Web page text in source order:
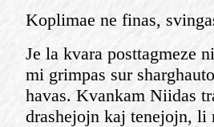
Koplimae ne finas,
Je la kvara posttagmeze
mi grimpas sur
havas. Kvankam Niidas
drashejojn kaj tenejojn,